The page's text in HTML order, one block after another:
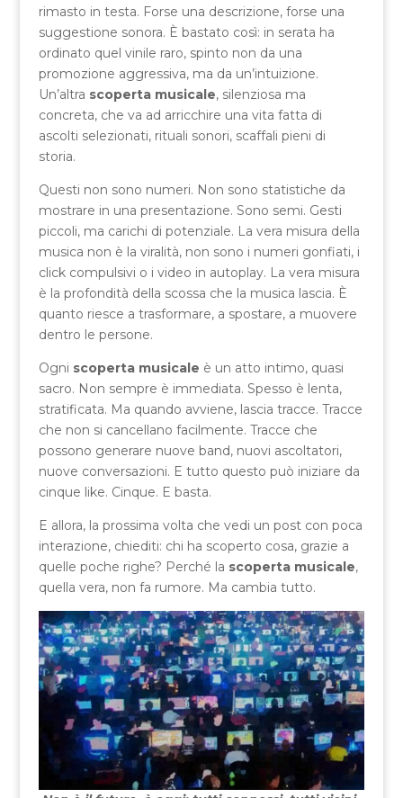
rimasto in testa. Forse una descrizione, forse una
suggestione sonora. È bastato così: in serata ha
ordinato quel vinile raro, spinto non da una
promozione aggressiva, ma da un’intuizione.
Un’altra scoperta musicale, silenziosa ma
concreta, che va ad arricchire una vita fatta di
ascolti selezionati, rituali sonori, scaffali pieni di
storia.
Questi non sono numeri. Non sono statistiche da
mostrare in una presentazione. Sono semi. Gesti
piccoli, ma carichi di potenziale. La vera misura della
musica non è la viralità, non sono i numeri gonfiati, i
click compulsivi o i video in autoplay. La vera misura
è la profondità della scossa che la musica lascia. È
quanto riesce a trasformare, a spostare, a muovere
dentro le persone.
Ogni scoperta musicale è un atto intimo, quasi
sacro. Non sempre è immediata. Spesso è lenta,
stratificata. Ma quando avviene, lascia tracce. Tracce
che non si cancellano facilmente. Tracce che
possono generare nuove band, nuovi ascoltatori,
nuove conversazioni. E tutto questo può iniziare da
cinque like. Cinque. E basta.
E allora, la prossima volta che vedi un post con poca
interazione, chiediti: chi ha scoperto cosa, grazie a
quelle poche righe? Perché la scoperta musicale,
quella vera, non fa rumore. Ma cambia tutto.